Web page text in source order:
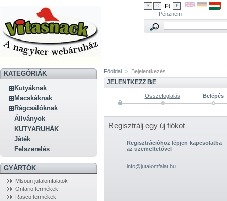
$ € Ft £
Pénznem
KATEGÓRIÁK
Kutyáknak
Macskáknak
Rágcsálóknak
Állványok
KUTYARUHÁK
Játék
Felszerelés
GYÁRTÓK
Mlsoun jutalomfalatok
Ontario termékek
Rasco termékek
Főoldal > Bejelentkezés
JELENTKEZZ BE
Összefoglalás Belépés
Regisztrálj egy új fiókot
Regisztrációhoz lépjen kapcsolatba
az üzemeltetővel
info@jutalomfalat.hu